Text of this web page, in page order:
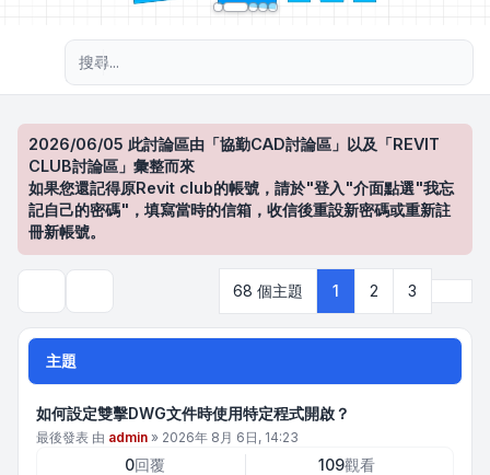
2026/06/05 此討論區由「協勤CAD討論區」以及「REVIT
CLUB討論區」彙整而來
如果您還記得原Revit club的帳號，請於"登入"介面點選"我忘
記自己的密碼"，填寫當時的信箱，收信後重設新密碼或重新註
冊新帳號。
68 個主題 1 2 3
主題
如何設定雙擊DWG文件時使用特定程式開啟？
最後發表 由 admin » 2026年 8月 6日, 14:23
0回覆 109觀看